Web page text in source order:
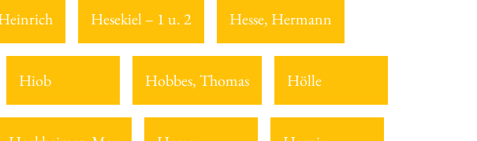
Hesekiel – 1 u. 2 Hesse, Hermann
Hiob Hobbes, Thomas Hölle